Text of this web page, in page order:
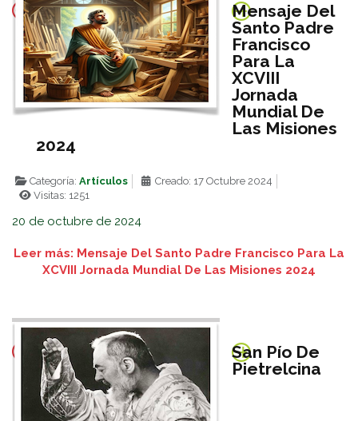
Mensaje Del
Santo Padre
Francisco
Para La
XCVIII
Jornada
Mundial De
Las Misiones
2024
Categoría:Artículos
Creado: 17 Octubre 2024
Visitas: 1251
20 de octubre de 2024
Leer más: Mensaje Del Santo Padre Francisco Para La
XCVIII Jornada Mundial De Las Misiones 2024
San Pío De
Pietrelcina